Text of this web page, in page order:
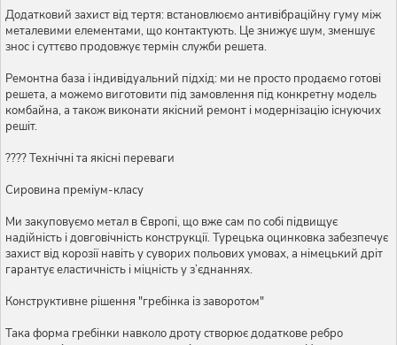
Додатковий захист від тертя: встановлюємо антивібраційну гуму між
металевими елементами, що контактують. Це знижує шум, зменшує
знос і суттєво продовжує термін служби решета.
Ремонтна база і індивідуальний підхід: ми не просто продаємо готові
решета, а можемо виготовити під замовлення під конкретну модель
комбайна, а також виконати якісний ремонт і модернізацію існуючих
решіт.
???? Технічні та якісні переваги
Сировина преміум-класу
Ми закуповуємо метал в Європі, що вже сам по собі підвищує
надійність і довговічність конструкції. Турецька оцинковка забезпечує
захист від корозії навіть у суворих польових умовах, а німецький дріт
гарантує еластичність і міцність у з’єднаннях.
Конструктивне рішення "гребінка із заворотом"
Така форма гребінки навколо дроту створює додаткове ребро